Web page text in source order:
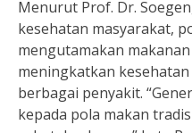
Menurut Prof. Dr.
kesehatan masyarakat,
mengutamakan
meningkatkan
berbagai penyakit.
kepada pola makan